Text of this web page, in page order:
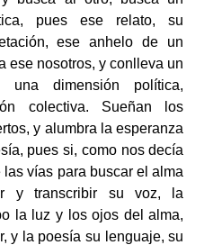
pues ese relato, su
ese anhelo de un
ese nosotros, y conlleva un
una dimensión política,
colectiva. Sueñan los
y alumbra la esperanza
pues si, como nos decía
vías para buscar el alma
y transcribir su voz, la
la luz y los ojos del alma,
y la poesía su lenguaje, su